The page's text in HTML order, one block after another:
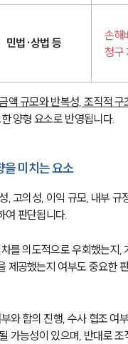
민법·상법 등
손해
청구
액 규모와 반복성, 조직적 구
양형 요소로 반영됩니다.
을 미치는 요소
, 고의성, 이익 규모, 내부 규
여 판단됩니다.
를 의도적으로 우회했는지,
제공했는지 여부도 중요한
와 합의 진행, 수사 협조 여
가능성이 있으며, 반대로 조